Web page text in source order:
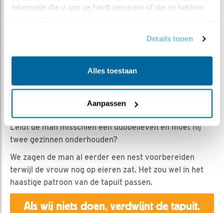
informatie die u aan ze heeft verstrekt of die ze hebben
Details tonen
Alles toestaan
Aanpassen
Claus van den Hoek | Geplaatst op 5 juni 2025, 23:59 |
Vind ik leuk| Bewaar dit filmpje|
238x
Een kwartiertje turven levert interessante gegevens
op: 18 voedingen in een kwartier, waarvan 15 door de
Leidt de man misschien een dubbelleven en moet hij
twee gezinnen onderhouden?
We zagen de man al eerder een nest voorbereiden
terwijl de vrouw nog op eieren zat. Het zou wel in het
haastige patroon van de tapuit passen.
Als wij niets doen, verdwijnt de tapuit.